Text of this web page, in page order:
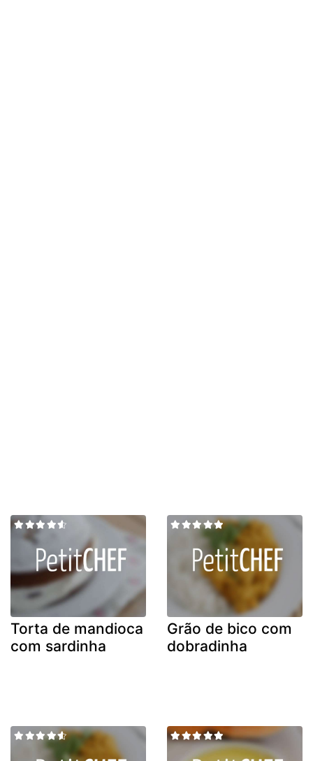
Torta de mandioca
com sardinha
Grão de bico com
dobradinha